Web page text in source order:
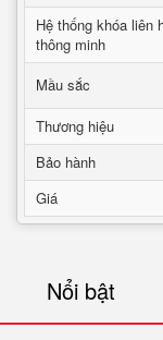
Hệ thống khóa liên
thông minh
Mầu sắc
Thương hiệu
Bảo hành
Giá
Nổi bật